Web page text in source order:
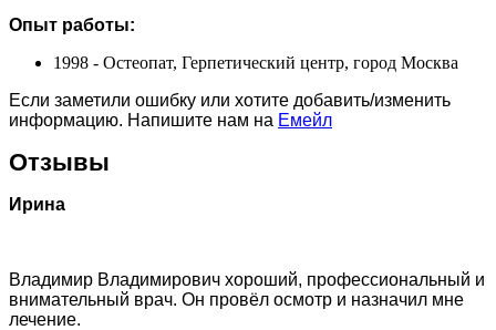
Опыт работы:
1998 - Остеопат, Герпетический центр, город Москва
Если заметили ошибку или хотите добавить/изменить
информацию. Напишите нам на Емейл
Отзывы
Ирина
Владимир Владимирович хороший, профессиональный и
внимательный врач. Он провёл осмотр и назначил мне
лечение.